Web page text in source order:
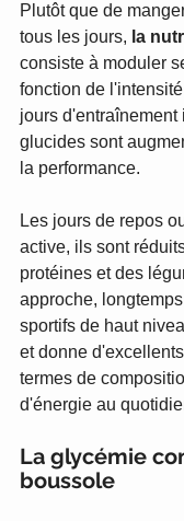
Plutôt que de
tous les jours, la
consiste à moduler
fonction de
jours d'entraînement
glucides sont
la performance.
Les jours de repos
active, ils sont
protéines et des
approche,
sportifs de haut
et donne
termes de
d'énergie au
La glycémie
boussole